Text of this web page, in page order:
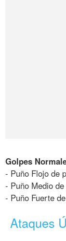
Golpes
- Puño Flojo de
- Puño Medio
- Puño Fuerte
Ataques